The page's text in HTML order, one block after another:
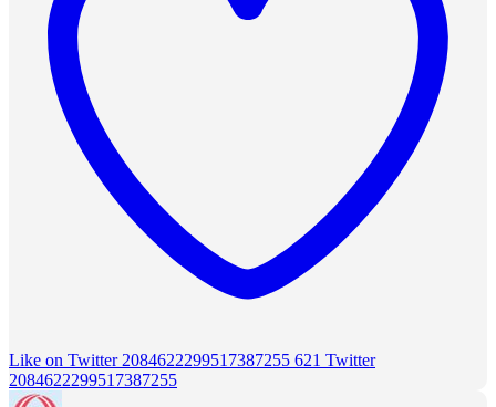
Like on Twitter 2084622299517387255 621 Twitter
2084622299517387255